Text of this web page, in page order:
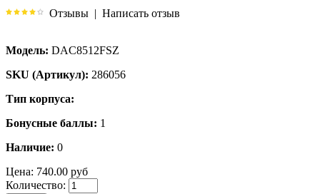
Отзывы | Написать отзыв
Модель: DAC8512FSZ
SKU (Артикул): 286056
Тип корпуса:
Бонусные баллы: 1
Наличие: 0
Цена: 740.00 руб
Количество: